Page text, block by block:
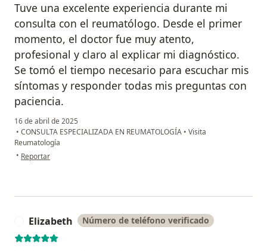
Tuve una excelente experiencia durante mi
consulta con el reumatólogo. Desde el primer
momento, el doctor fue muy atento,
profesional y claro al explicar mi diagnóstico.
Se tomó el tiempo necesario para escuchar mis
síntomas y responder todas mis preguntas con
paciencia.
16 de abril de 2025
• CONSULTA ESPECIALIZADA EN REUMATOLOGÍA • Visita
Reumatología
• en opinión del usuario Isabel Delgado
Reportar
Elizabeth Número de teléfono verificado